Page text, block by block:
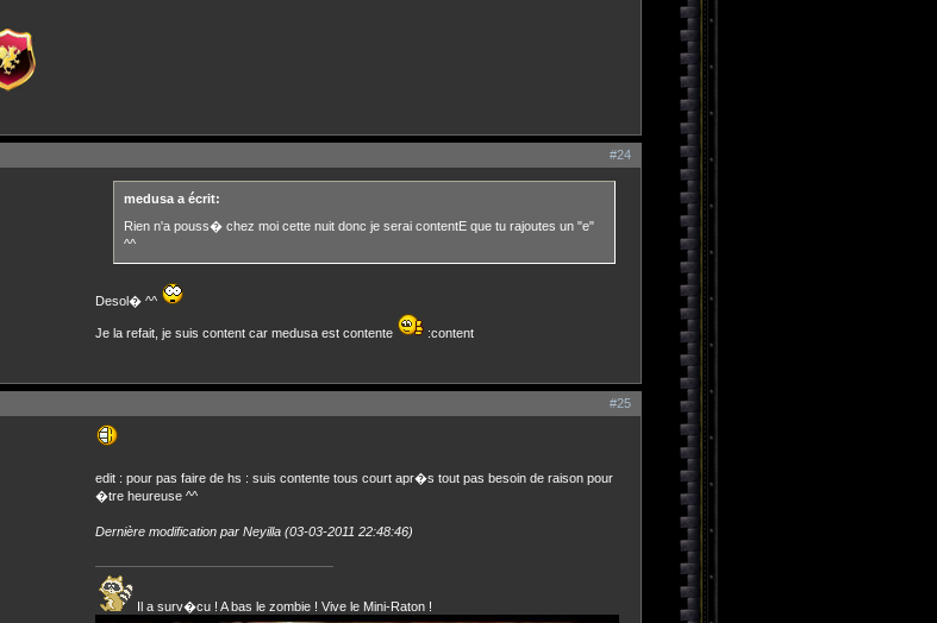
#24
medusa a écrit:
Rien n'a pouss� chez moi cette nuit donc je serai contentE que tu rajoutes un "e"
^^
Desol� ^^
Je la refait, je suis content car medusa est contente :content
#25
edit : pour pas faire de hs : suis contente tous court apr�s tout pas besoin de raison pour
�tre heureuse ^^
Dernière modification par Neyilla (03-03-2011 22:48:46)
Il a surv�cu ! A bas le zombie ! Vive le Mini-Raton !